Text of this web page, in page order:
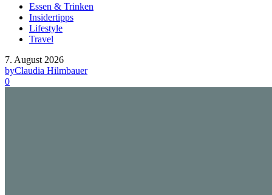
Essen & Trinken
Insidertipps
Lifestyle
Travel
7. August 2026
byClaudia Hilmbauer
0